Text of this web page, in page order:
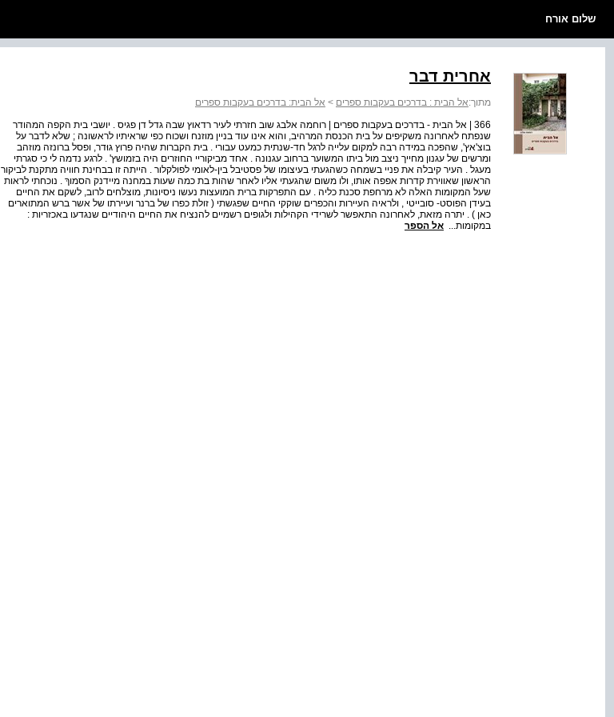
שלום אורח
אחרית דבר
מתוך:אל הבית : בדרכים בעקבות ספרים > אל הבית: בדרכים בעקבות ספרים
366 | אל הבית - בדרכים בעקבות ספרים | רוחמה אלבג שוב חזרתי לעיר רדאוץ שבה גדל דן פגיס . יושבי בית הקפה המהודר
שנפתח לאחרונה משקיפים על בית הכנסת המרהיב, והוא אינו עוד בניין מוזנח ושכוח כפי שראיתיו לראשונה ; שלא לדבר על
בוצ'אץ', שהפכה במידה רבה למקום עלייה לרגל חד-שנתית כמעט עבורי . בית הקברות שהיה פרוץ גוּדר, ופסל ברונזה מוזהב
ומרשים של עגנון מחייך ניצב מול ביתו המשוער ברחוב עגנונה . אחד מביקוריי החוזרים היה בזמושץ' . לרגע נדמה לי כי סגרתי
מעגל . העיר קיבלה את פניי בשמחה כשהגעתי בעיצומו של פסטיבל בין-לאומי לפולקלור . הייתה זו בבחינת חוויה מתקנת לביקור
הראשון שאווירת קדרות אפפה אותו, ולו משום שהגעתי אליו לאחר שהות בת כמה שעות במחנה מיידנק הסמוךְ . נוכחתי לראות
שעל המקומות האלה לא מרחפת סכנת כליה . עם התפרקות ברית המועצות נעשו ניסיונות, מוצלחים לרוב, לשקם את החיים
בעידן הפוסט- סובייטי , ולראיה העיירות והכפרים שוקקי החיים שפגשתי ( זולת כפרו של ברנר ועיירתו של אשר ברש המתוארים
כאן ) . יתרה מזאת, לאחרונה התאפשר לשרידי הקהילות ולגופים רשמיים להנציח את החיים היהודיים שנגדעו באכזריות :
במקומות... אל הספר